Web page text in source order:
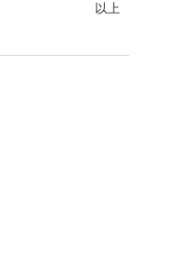
以上